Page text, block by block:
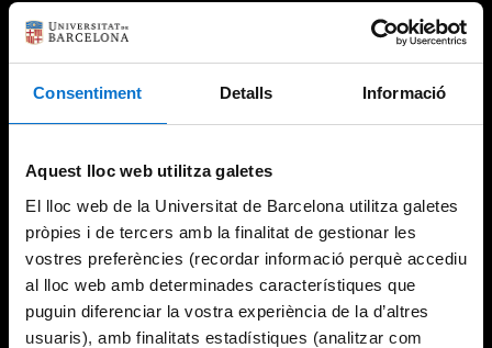
Consentiment Detalls Informació
Aquest lloc web utilitza galetes
El lloc web de la Universitat de Barcelona utilitza galetes
pròpies i de tercers amb la finalitat de gestionar les
vostres preferències (recordar informació perquè accediu
al lloc web amb determinades característiques que
puguin diferenciar la vostra experiència de la d’altres
usuaris), amb finalitats estadístiques (analitzar com